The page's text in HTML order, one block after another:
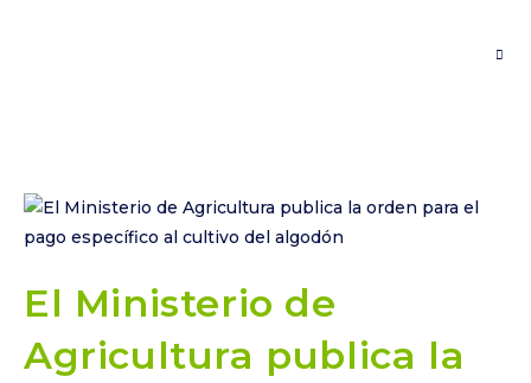
El Ministerio de
Agricultura publica la